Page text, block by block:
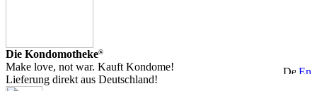
Die Kondomotheke®
Make love, not war. Kauft Kondome!
Lieferung direkt aus Deutschland!